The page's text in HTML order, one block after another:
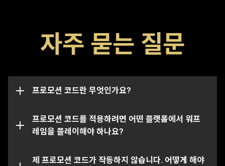
자주 묻는 질문
프로모션 코드란 무엇인가요?
이템을 해금할 수 있는 특수 코드입니다. 코드에는 일반적
으로 해당 날짜까지 사용할 수 있는 만료일이 존재하며 만
계정에 한정으로 연결될 수도 있으며, 이 경우 본래 코드가
전송된 계정에서만 작동됩니다.
프로모션 코드를 적용하려면 어떤 플랫폼에서 워프
레임을 플레이해야 하나요?
이 프로모션 코드 페이지에서는 여러분의 워프레임 계정이
참조해주시기 바랍니다. 여러분이 선택한 플랫폼에 연결된
계정에 올바르게 로그인되어 있는지 꼭 확인해주세요.
제 프로모션 코드가 작동하지 않습니다. 어떻게 해야
있습니다. 특정 문제에 대한 추가 지원이 필요하신 경우,서